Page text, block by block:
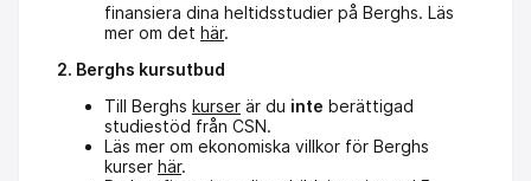
finansiera dina heltidsstudier på Berghs. Läs
mer om det här.
2. Berghs kursutbud
Till Berghs kurser är du inte berättigad
studiestöd från CSN.
Läs mer om ekonomiska villkor för Berghs
kurser här.